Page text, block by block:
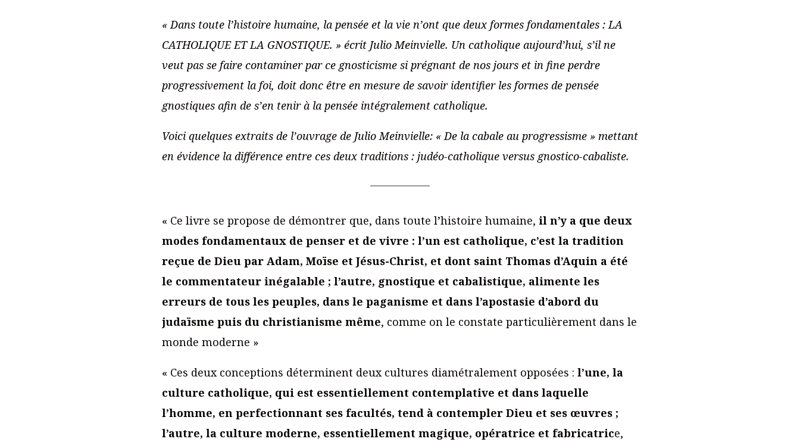
« Dans toute l’histoire humaine, la pensée et la vie n’ont que deux formes fondamentales : LA
CATHOLIQUE ET LA GNOSTIQUE. » écrit Julio Meinvielle. Un catholique aujourd’hui, s’il ne
veut pas se faire contaminer par ce gnosticisme si prégnant de nos jours et in fine perdre
progressivement la foi, doit donc être en mesure de savoir identifier les formes de pensée
gnostiques afin de s’en tenir à la pensée intégralement catholique.
Voici quelques extraits de l’ouvrage de Julio Meinvielle: « De la cabale au progressisme » mettant
en évidence la différence entre ces deux traditions : judéo-catholique versus gnostico-cabaliste.
« Ce livre se propose de démontrer que, dans toute l’histoire humaine, il n’y a que deux
modes fondamentaux de penser et de vivre : l’un est catholique, c’est la tradition
reçue de Dieu par Adam, Moïse et Jésus-Christ, et dont saint Thomas d’Aquin a été
le commentateur inégalable ; l’autre, gnostique et cabalistique, alimente les
erreurs de tous les peuples, dans le paganisme et dans l’apostasie d’abord du
judaïsme puis du christianisme même, comme on le constate particulièrement dans le
monde moderne »
« Ces deux conceptions déterminent deux cultures diamétralement opposées : l’une, la
culture catholique, qui est essentiellement contemplative et dans laquelle
l’homme, en perfectionnant ses facultés, tend à contempler Dieu et ses œuvres ;
l’autre, la culture moderne, essentiellement magique, opératrice et fabricatrice,